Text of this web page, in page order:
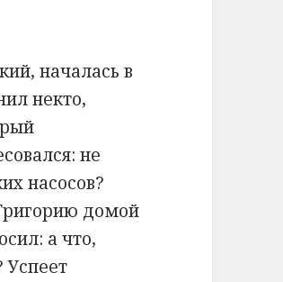
началась в
некто,
не
насосов?
домой
а что,
Успеет